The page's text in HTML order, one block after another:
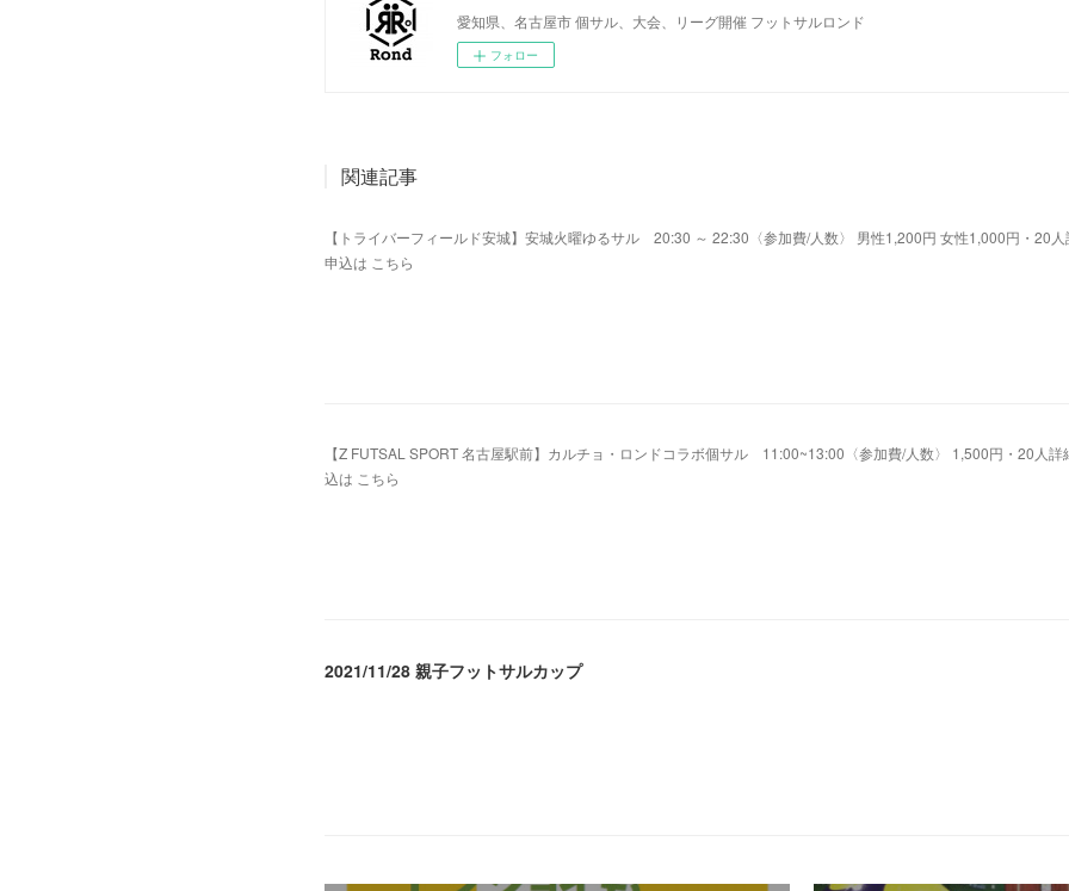
愛知県、名古屋市 個サル、大会、リーグ開催 フットサルロンド
フォロー
関連記事
【トライバーフィールド安城】安城火曜ゆるサル 20:30 ～ 22:30〈参加費/人数〉 男性1,200円 女性1,000円・20
申込は こちら
【Z FUTSAL SPORT 名古屋駅前】カルチョ・ロンドコラボ個サル 11:00~13:00〈参加費/人数〉 1,500円・20人詳
込は こちら
2021/11/28 親子フットサルカップ